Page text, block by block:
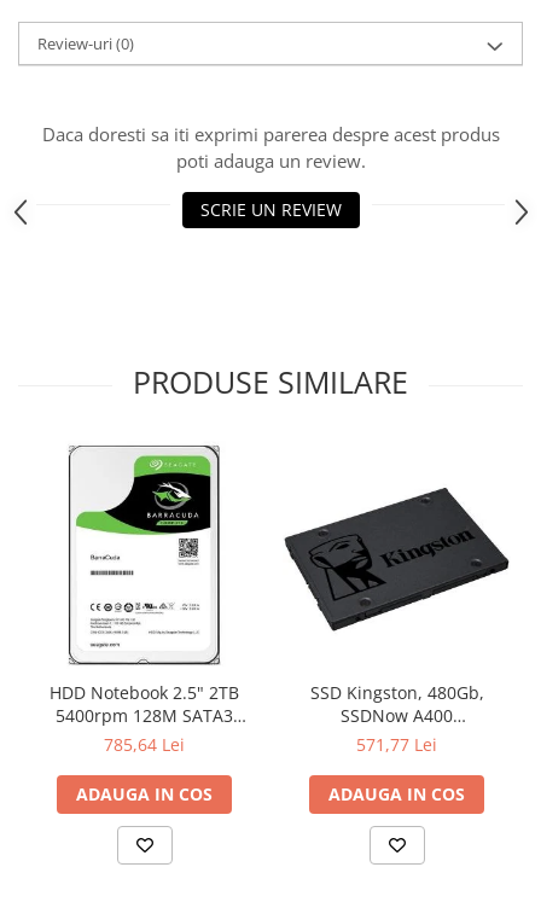
Review-uri(0)
Daca doresti sa iti exprimi parerea despre acest produs
poti adauga un review.
SCRIE UN REVIEW
PRODUSE SIMILARE
HDD Notebook 2.5" 2TB
5400rpm 128M SATA3
SEAGATE
785,64 Lei
ADAUGA IN COS
SSD Kingston, 480Gb,
SSDNow A400
"SA400S37/480G"
571,77 Lei
ADAUGA IN COS